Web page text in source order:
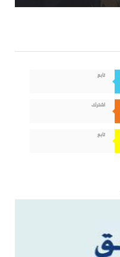
تابع
اشترك
تابع